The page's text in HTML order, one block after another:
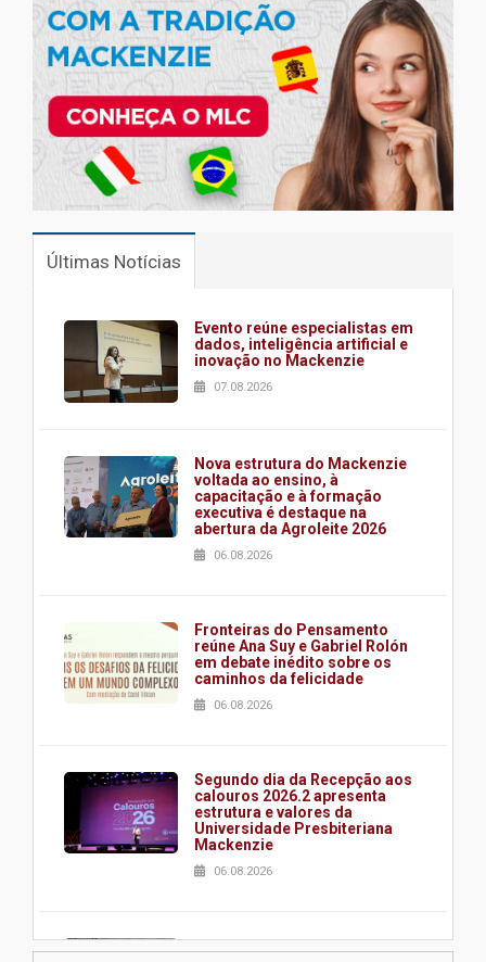
Últimas Notícias
Evento reúne especialistas em
dados, inteligência artificial e
inovação no Mackenzie
07.08.2026
Nova estrutura do Mackenzie
voltada ao ensino, à
capacitação e à formação
executiva é destaque na
abertura da Agroleite 2026
06.08.2026
Fronteiras do Pensamento
reúne Ana Suy e Gabriel Rolón
em debate inédito sobre os
caminhos da felicidade
06.08.2026
Segundo dia da Recepção aos
calouros 2026.2 apresenta
estrutura e valores da
Universidade Presbiteriana
Mackenzie
06.08.2026
Nova apresentação do Centro